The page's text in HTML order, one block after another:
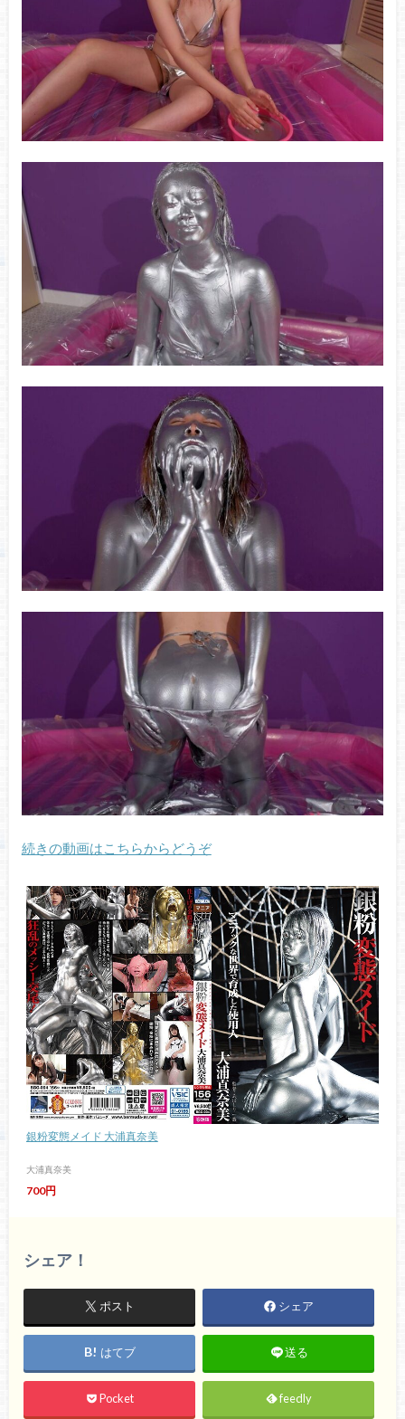
続きの動画はこちらからどうぞ
銀粉変態メイド 大浦真奈美
大浦真奈美
700円
シェア！
ポスト シェア
はてブ 送る
Pocket feedly